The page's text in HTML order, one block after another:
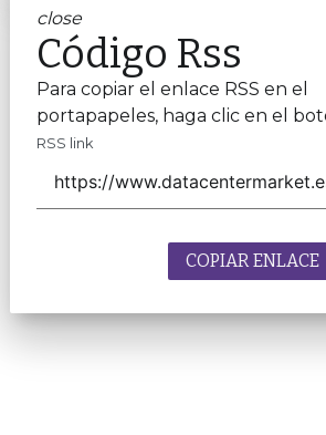
close
Código Rss
Para copiar el enlace RSS en el
portapapeles, haga clic en el
RSS link
COPIAR ENLACE